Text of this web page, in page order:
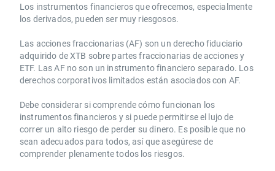
Los instrumentos financieros que ofrecemos, especialmente
los derivados, pueden ser muy riesgosos.
Las acciones fraccionarias (AF) son un derecho fiduciario
adquirido de XTB sobre partes fraccionarias de acciones y
ETF. Las AF no son un instrumento financiero separado. Los
derechos corporativos limitados están asociados con AF.
Debe considerar si comprende cómo funcionan los
instrumentos financieros y si puede permitirse el lujo de
correr un alto riesgo de perder su dinero. Es posible que no
sean adecuados para todos, así que asegúrese de
comprender plenamente todos los riesgos.